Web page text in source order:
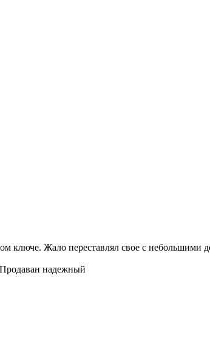
ключе. Жало переставлял свое с небольшими
надежный